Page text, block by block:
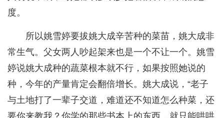
度。
所以姚雪婷要拔姚大成辛苦种的菜苗，姚大成非
常生气。父女两人吵起架来也是一个不让一个。姚雪
婷说姚大成种的蔬菜根本就不行，如果按照她说的
种，今年的产量肯定会翻倍增长。姚大成说，“老子
与土地打了一辈子交道，难道还不知道怎么种菜，还